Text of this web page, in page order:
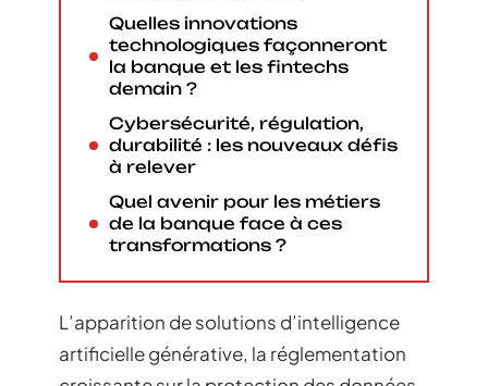
Quelles innovations
technologiques façonneront
la banque et les fintechs
demain ?
Cybersécurité, régulation,
durabilité : les nouveaux défis
à relever
Quel avenir pour les métiers
de la banque face à ces
transformations ?
L’apparition de solutions d’intelligence
artificielle générative, la réglementation